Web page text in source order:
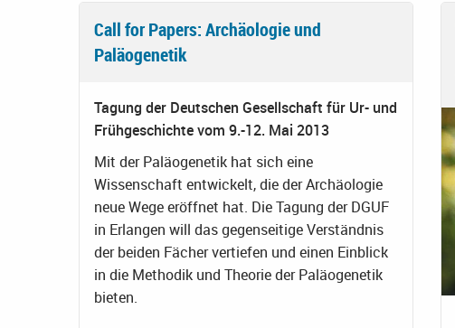
Call for Papers: Archäologie und
Paläogenetik
Tagung der Deutschen Gesellschaft für Ur- und
Frühgeschichte vom 9.-12. Mai 2013
Mit der Paläogenetik hat sich eine
Wissenschaft entwickelt, die der Archäologie
neue Wege eröffnet hat. Die Tagung der DGUF
in Erlangen will das gegenseitige Verständnis
der beiden Fächer vertiefen und einen Einblick
in die Methodik und Theorie der Paläogenetik
bieten.